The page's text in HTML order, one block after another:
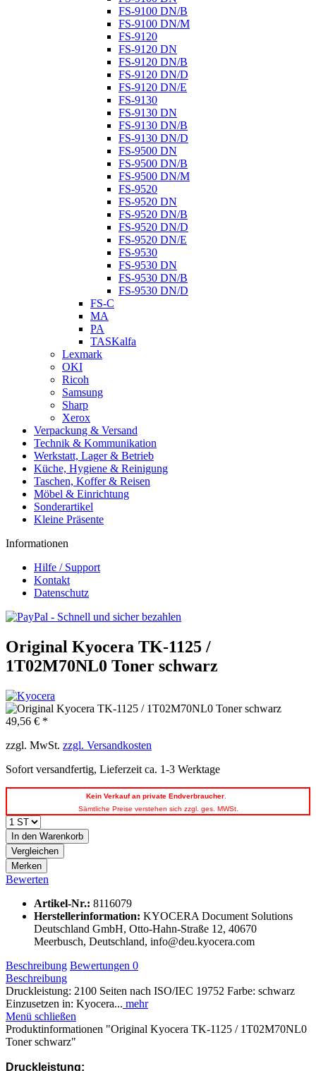
FS-9100 DN/B
FS-9100 DN/M
FS-9120
FS-9120 DN
FS-9120 DN/B
FS-9120 DN/D
FS-9120 DN/E
FS-9130
FS-9130 DN
FS-9130 DN/B
FS-9130 DN/D
FS-9500 DN
FS-9500 DN/B
FS-9500 DN/M
FS-9520
FS-9520 DN
FS-9520 DN/B
FS-9520 DN/D
FS-9520 DN/E
FS-9530
FS-9530 DN
FS-9530 DN/B
FS-9530 DN/D
FS-C
MA
PA
TASKalfa
Lexmark
OKI
Ricoh
Samsung
Sharp
Xerox
Verpackung & Versand
Technik & Kommunikation
Werkstatt, Lager & Betrieb
Küche, Hygiene & Reinigung
Taschen, Koffer & Reisen
Möbel & Einrichtung
Sonderartikel
Kleine Präsente
Informationen
Hilfe / Support
Kontakt
Datenschutz
Original Kyocera TK-1125 /
1T02M70NL0 Toner schwarz
49,56 € *
zzgl. MwSt. zzgl. Versandkosten
Sofort versandfertig, Lieferzeit ca. 1-3 Werktage
Kein Verkauf an private Endverbraucher.
Sämtliche Preise verstehen sich zzgl. ges. MWSt.
In den Warenkorb
Vergleichen
Merken
Bewerten
Artikel-Nr.: 8116079
Herstellerinformation: KYOCERA Document Solutions
Deutschland GmbH, Otto-Hahn-Straße 12, 40670
Meerbusch, Deutschland, info@deu.kyocera.com
Beschreibung Bewertungen 0
Beschreibung
Druckleistung: 2100 Seiten nach ISO/IEC 19752 Farbe: schwarz
Einzusetzen in: Kyocera... mehr
Menü schließen
Produktinformationen "Original Kyocera TK-1125 / 1T02M70NL0
Toner schwarz"
Druckleistung: